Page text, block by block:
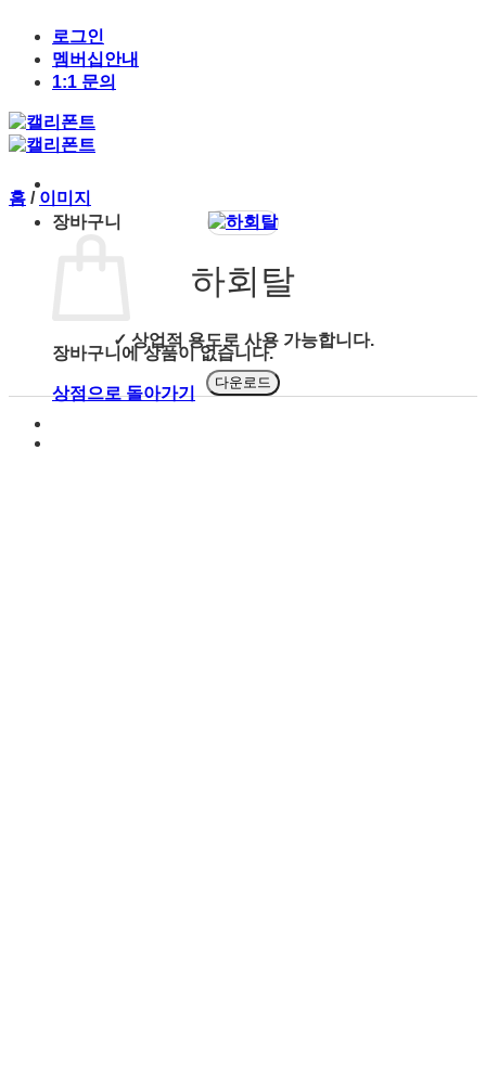
content
로그인
멤버십안내
1:1 문의
장바구니
장바구니에 상품이 없습니다.
상점으로 돌아가기
홈 / 이미지
하회탈
✓ 상업적 용도로 사용 가능합니다.
다운로드